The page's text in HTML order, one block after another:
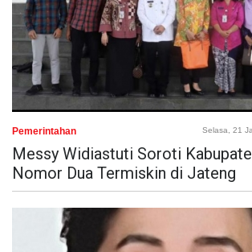
Pemerintahan Selasa, 21
Messy Widiastuti Soroti
Nomor Dua Termiskin di Jateng